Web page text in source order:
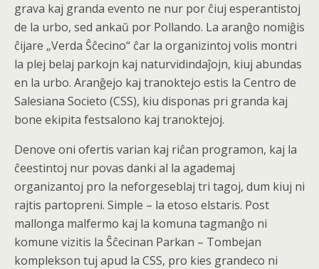
grava kaj granda evento ne nur por ĉiuj esperantistoj
de la urbo, sed ankaŭ por Pollando. La aranĝo nomiĝis
ĉijare „Verda Ŝĉecino“ ĉar la organizintoj volis montri
la plej belaj parkojn kaj naturvidindaĵojn, kiuj abundas
en la urbo. Aranĝejo kaj tranoktejo estis la Centro de
Salesiana Societo (CSS), kiu disponas pri granda kaj
bone ekipita festsalono kaj tranoktejoj.
Denove oni ofertis varian kaj riĉan programon, kaj la
ĉeestintoj nur povas danki al la agademaj
organizantoj pro la neforgeseblaj tri tagoj, dum kiuj ni
rajtis partopreni. Simple – la etoso elstaris. Post
mallonga malfermo kaj la komuna tagmanĝo ni
komune vizitis la Ŝĉecinan Parkan – Tombejan
komplekson tuj apud la CSS, pro kies grandeco ni